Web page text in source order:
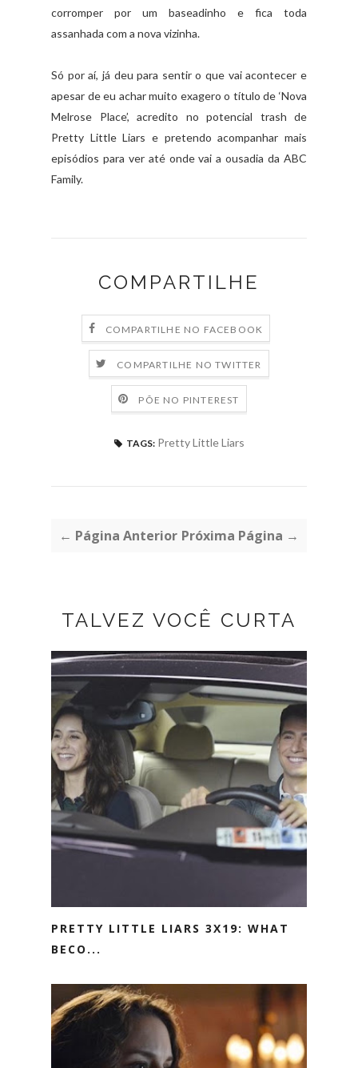
corromper por um baseadinho e fica toda
assanhada com a nova vizinha.
Só por aí, já deu para sentir o que vai acontecer e
apesar de eu achar muito exagero o título de ‘Nova
Melrose Place’, acredito no potencial trash de
Pretty Little Liars e pretendo acompanhar mais
episódios para ver até onde vai a ousadia da ABC
Family.
COMPARTILHE
COMPARTILHE NO FACEBOOK
COMPARTILHE NO TWITTER
PÕE NO PINTEREST
TAGS: Pretty Little Liars
← Página Anterior Próxima Página →
TALVEZ VOCÊ CURTA
PRETTY LITTLE LIARS 3X19: WHAT
BECO...